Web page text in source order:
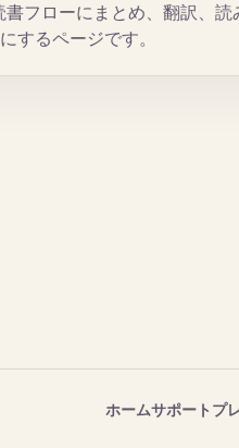
書フローにまとめ、翻訳、
するページです。
ホームサポート プ